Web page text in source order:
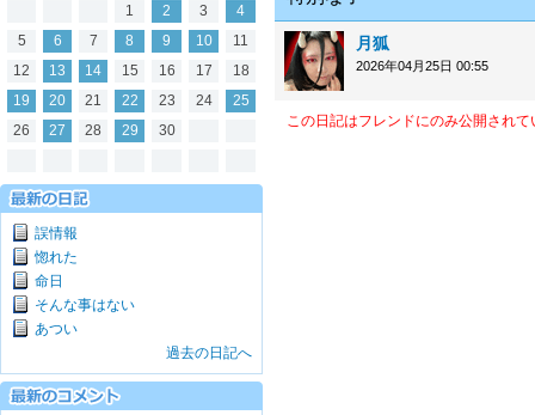
1 2 3
4
5
6 7 8 9 10
11
12
13 14 15 16 17
18
19
20 21 22 23 24
25
26
27 28 29 30
誤情報
惚れた
命日
そんな事はない
あつい
過去の日記へ
月狐
2026年04月25日 00:55
この日記はフレンドにのみ公開されて